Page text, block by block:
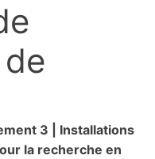
3 | Installations
la recherche en